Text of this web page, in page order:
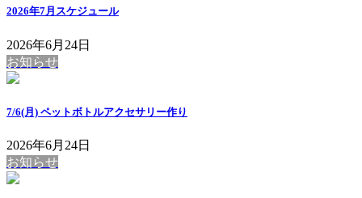
2026年7月スケジュール
2026年6月24日
お知らせ
7/6(月) ペットボトルアクセサリー作り
2026年6月24日
お知らせ